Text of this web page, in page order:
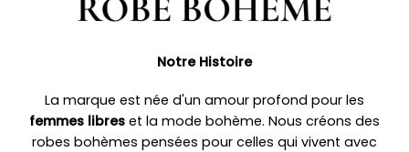
Notre Histoire
La marque est née d'un amour profond pour les
femmes libres et la mode bohème. Nous créons des
robes bohèmes pensées pour celles qui vivent avec